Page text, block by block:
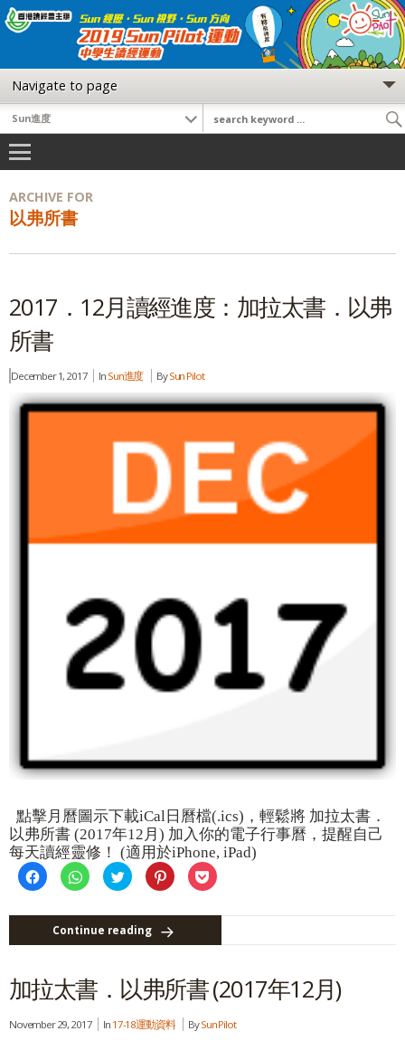
ARCHIVE FOR
以弗所書
2017．12月讀經進度：加拉太書．以弗
所書
December 1, 2017 In Sun進度 BySun Pilot
點擊月曆圖示下載iCal日曆檔(.ics)，輕鬆將 加拉太書．
以弗所書 (2017年12月) 加入你的電子行事曆，提醒自己
每天讀經靈修！ (適用於iPhone, iPad)
Click
to
share
Facebook
(Opens
new
Click
to
share
WhatsApp
(Opens
in
new
Click
to
share
Twitter
(Opens
in
new
Click
to
share
Pinterest
(Opens
in
new
Click
to
Pocket
new
Continue reading
加拉太書．以弗所書 (2017年12月)
November 29, 2017 In 17-18運動資料 BySun Pilot